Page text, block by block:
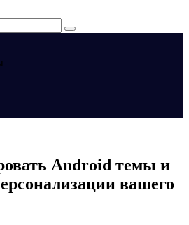
Android темы и
вашего